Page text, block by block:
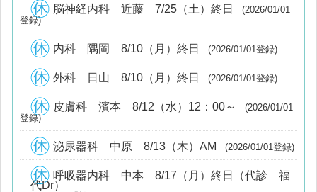
脳神経内科 近藤 7/25（土）終日
(2026/01/01
登録)
内科 隅岡 8/10（月）終日 (2026/01/01登録)
外科 日山 8/10（月）終日 (2026/01/01登録)
皮膚科 濱本 8/12（水）12：00～
(2026/01/01
登録)
泌尿器科 中原 8/13（木）AM (2026/01/01登録)
呼吸器内科 中本 8/17（月）終日（代診 福
代Dr）